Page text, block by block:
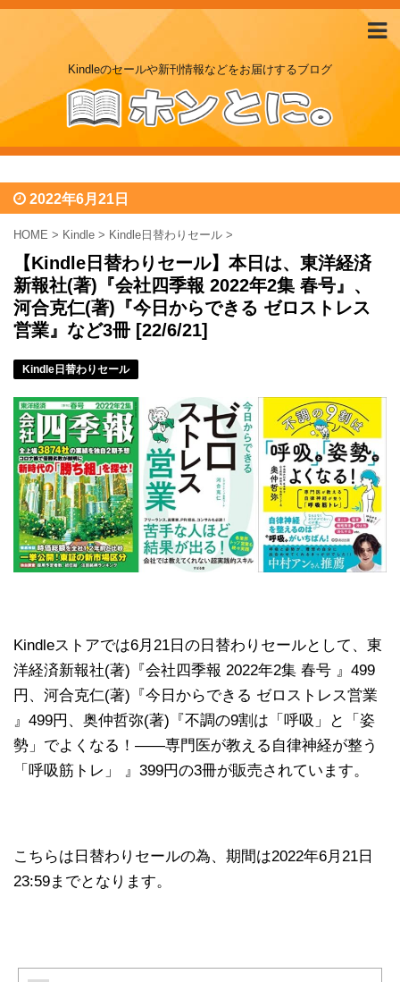
Kindleのセールや新刊情報などをお届けするブログ
2022年6月21日
HOME > Kindle > Kindle日替わりセール >
【Kindle日替わりセール】本日は、東洋経済
新報社(著)『会社四季報 2022年2集 春号』、
河合克仁(著)『今日からできる ゼロストレス
営業』など3冊 [22/6/21]
Kindle日替わりセール
Kindleストアでは6月21日の日替わりセールとして、東
洋経済新報社(著)『会社四季報 2022年2集 春号 』499
円、河合克仁(著)『今日からできる ゼロストレス営業
』499円、奥仲哲弥(著)『不調の9割は「呼吸」と「姿
勢」でよくなる！――専門医が教える自律神経が整う
「呼吸筋トレ」 』399円の3冊が販売されています。
こちらは日替わりセールの為、期間は2022年6月21日
23:59までとなります。